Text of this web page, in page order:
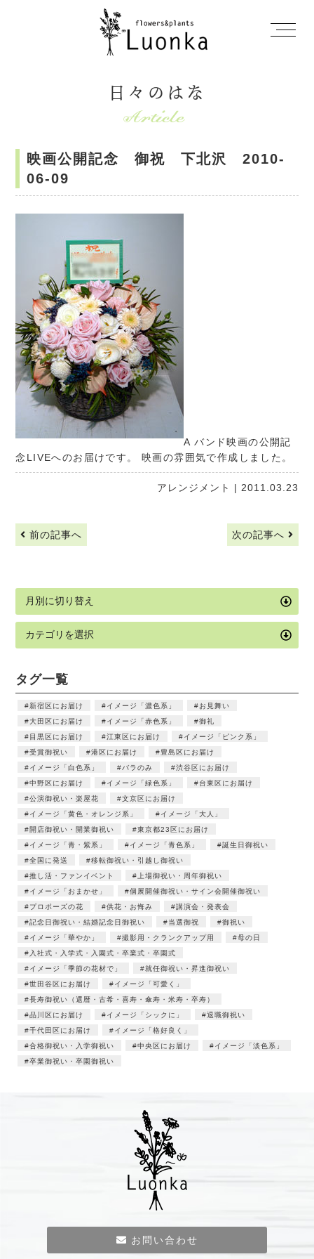
日々のはな
映画公開記念 御祝 下北沢 2010-
06-09
A バンド映画の公開記
念LIVEへのお届けです。 映画の雰囲気で作成しました。
アレンジメント | 2011.03.23
前の記事へ 次の記事へ
タグ一覧
新宿区にお届け イメージ「濃色系」
お見舞い
大田区にお届け
イメージ「赤色系」
御礼
目黒区にお届け
江東区にお届け
イメージ「ピンク系」
受賞御祝い
港区にお届け
豊島区にお届け
イメージ「白色系」
バラのみ
渋谷区にお届け
中野区にお届け
イメージ「緑色系」
台東区にお届け
公演御祝い・楽屋花
文京区にお届け
イメージ「黄色・オレンジ系」
イメージ「大人」
開店御祝い・開業御祝い
東京都23区にお届け
イメージ「青・紫系」
イメージ「青色系」
誕生日御祝い
全国に発送
移転御祝い・引越し御祝い
推し活・ファンイベント
上場御祝い・周年御祝い
イメージ「おまかせ」
個展開催御祝い・サイン会開催御祝い
プロポーズの花
供花・お悔み
講演会・発表会
記念日御祝い・結婚記念日御祝い
当選御祝
御祝い
イメージ「華やか」
撮影用・クランクアップ用
母の日
入社式・入学式・入園式・卒業式・卒園式
イメージ「季節の花材で」
就任御祝い・昇進御祝い
世田谷区にお届け
イメージ「可愛く」
長寿御祝い（還暦・古希・喜寿・傘寿・米寿・卒寿）
品川区にお届け
イメージ「シックに」
退職御祝い
千代田区にお届け
イメージ「格好良く」
合格御祝い・入学御祝い
中央区にお届け
イメージ「淡色系」
卒業御祝い・卒園御祝い
お問い合わせ